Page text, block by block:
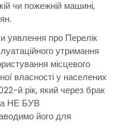
чи пожежній машині,
уявлення про Перелік
утримання
місцевого
власності у населених
й рік, який через брак
НЕ БУВ
його для